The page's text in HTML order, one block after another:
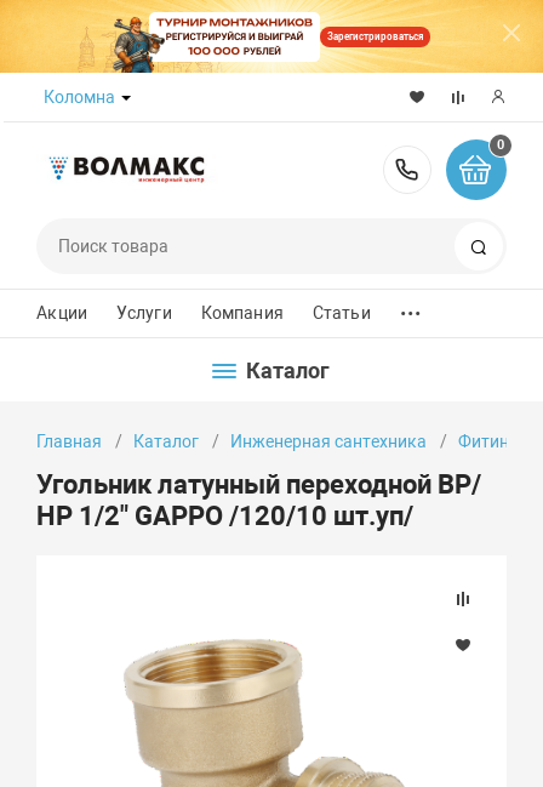
Зарегистрироваться
Коломна
8 (800)
0
Акции Услуги Компания Статьи ...
Каталог
Главная Каталог Инженерная сантехника Фитинги
Угольник латунный переходной ВР/
НР 1/2" GAPPO /120/10 шт.уп/